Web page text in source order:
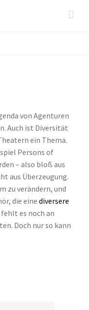
von Agenturen
Auch ist Diversität
ein Thema.
Persons of
– also bloß aus
aus Überzeugung.
zu verändern, und
die eine diversere
es noch an
Doch nur so kann